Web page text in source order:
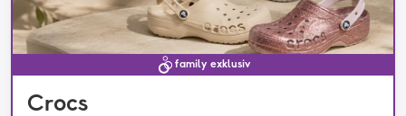
family exklusiv
Crocs